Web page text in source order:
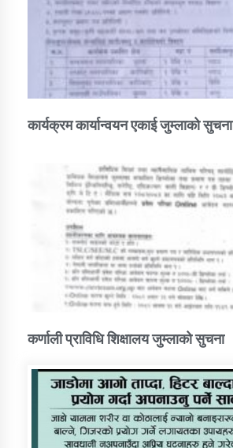
कार्यक्रम कार्यान्वयन एकाई जुम्लाको सुचना
कर्णाली प्राविधि शिक्षालय जुम्लाको सुचना